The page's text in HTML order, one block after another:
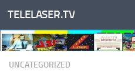
Salta al contenuto
TELELASER.TV
UNCATEGORIZED